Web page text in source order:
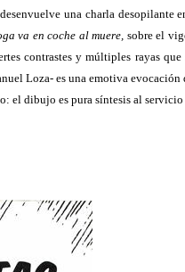
una charla desopilante
va en coche al muere, sobre el
contrastes y múltiples rayas que
Loza- es una emotiva evocación
el dibujo es pura síntesis al